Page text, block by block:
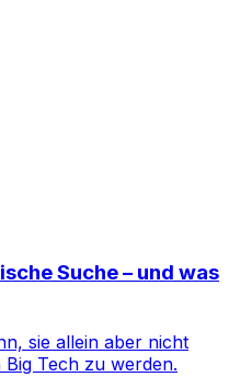
Suche – und was
sie allein aber nicht
Tech zu werden.